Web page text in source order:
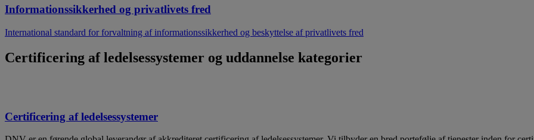
Informationssikkerhed og privatlivets fred
International standard for forvaltning af informationssikkerhed og beskyttelse af privatlivets fred
Certificering af ledelsessystemer og uddannelse kategorier
Certificering af ledelsessystemer